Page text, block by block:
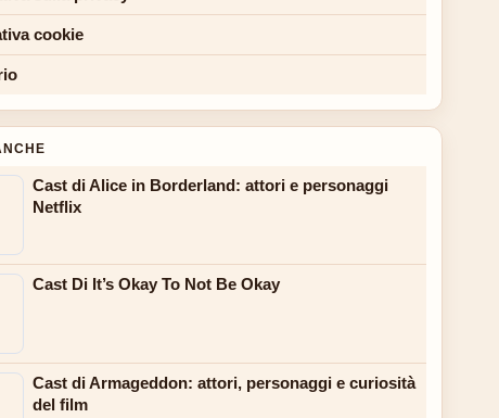
cookie
Cast di Alice in Borderland: attori e personaggi
Netflix
Cast Di It’s Okay To Not Be Okay
Cast di Armageddon: attori, personaggi e curiosità
del film